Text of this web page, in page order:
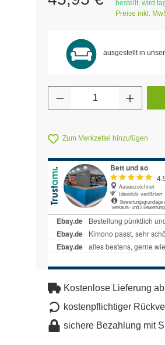
bestellt, wird
Preise inkl.
ausgestellt in
Produkt Anzahl:
Zum Merkzettel hinzufügen
Kostenlose Lieferung
kostenpflichtiger
sichere Bezahlung mit